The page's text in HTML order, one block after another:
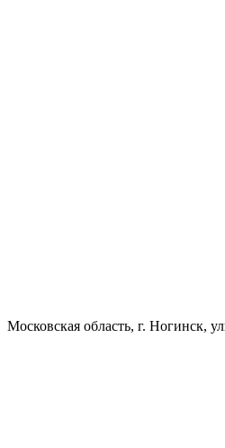
Московская область, г. Ногинск,